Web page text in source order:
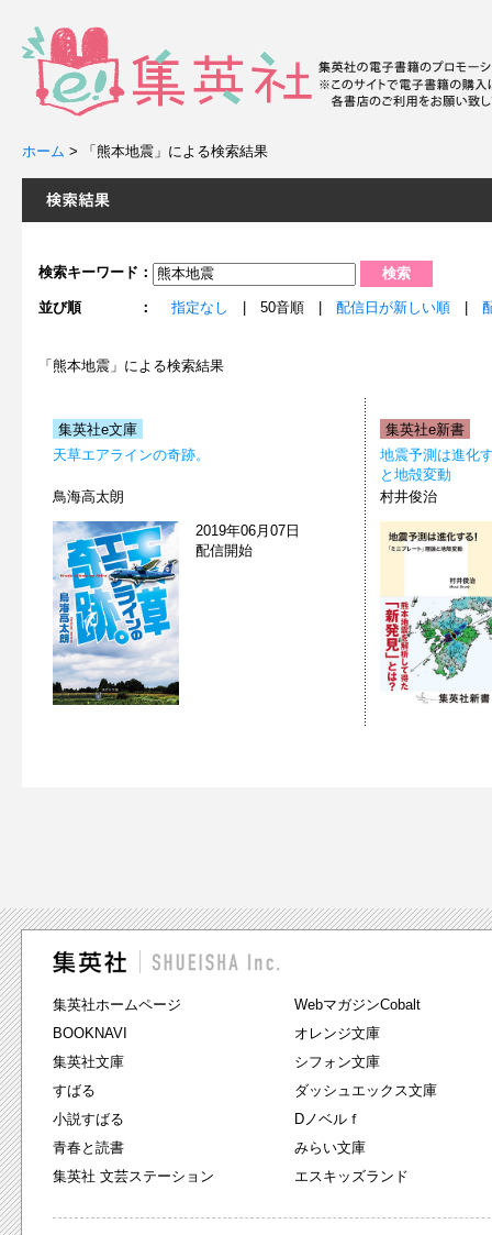
ホーム > 「熊本地震」による検索結果
検索キーワード：
並び順 ： 指定なし | 50音順 | 配信日が新しい順
「熊本地震」による検索結果
集英社e文庫
天草エアラインの奇跡。
鳥海高太朗
2019年06月07日
配信開始
集英社e新書
地震予測は進化
と地殻変動
村井俊治
集英社ホームページ
BOOKNAVI
集英社文庫
すばる
小説すばる
青春と読書
集英社 文芸ステーション
WebマガジンCobalt
オレンジ文庫
シフォン文庫
ダッシュエックス文庫
Dノベルｆ
みらい文庫
エスキッズランド